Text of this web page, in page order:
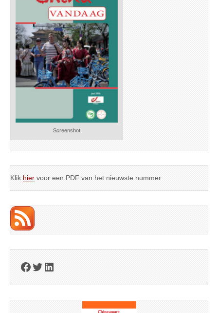
Screenshot
Klik hier voor een PDF van het nieuwste nummer
Facebook
Twitter
LinkedIn